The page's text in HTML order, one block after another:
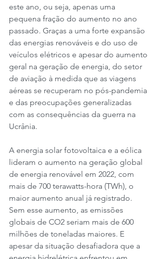
este ano, ou seja, apenas uma
pequena fração do aumento no ano
passado. Graças a uma forte expansão
das energias renováveis ​​e do uso de
veículos elétricos e apesar do aumento
geral na geração de energia, do setor
de aviação à medida que as viagens
aéreas se recuperam no pós-pandemia
e das preocupações generalizadas
com as consequências da guerra na
Ucrânia.
A energia solar fotovoltaica e a eólica
lideram o aumento na geração global
de energia renovável em 2022, com
mais de 700 terawatts-hora (TWh), o
maior aumento anual já registrado.
Sem esse aumento, as emissões
globais de CO2 seriam mais de 600
milhões de toneladas maiores. E
apesar da situação desafiadora que a